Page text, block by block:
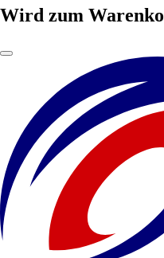
Wird zum